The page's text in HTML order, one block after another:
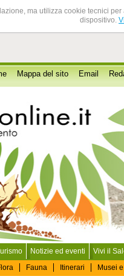
ma utilizza cookie tecnici
dispositivo.
Mappa del sito Email
Fauna Itinerari Musei
Notizie ed eventi Vivi il